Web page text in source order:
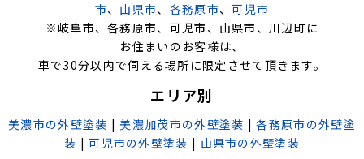
市、 山県市、 各務原市、可児市
※岐阜市、各務原市、可児市、山県市、川辺町に
お住まいのお客様は、
車で30分以内で伺える場所に限定させて頂きます。
エリア別
美濃市の外壁塗装 |美濃加茂市の外壁塗装 |各務原市の外壁塗
装 |可児市の外壁塗装 | 山県市の外壁塗装